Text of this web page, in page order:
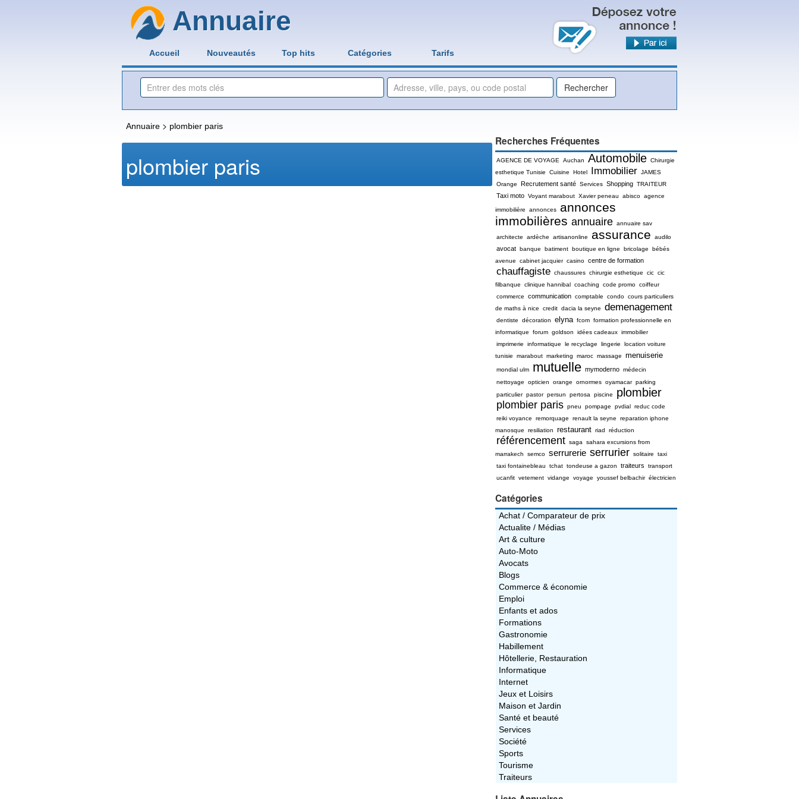
Annuaire
Accueil Nouveautés Top hits Catégories Tarifs
Annuaire > plombier paris
plombier paris
Recherches Fréquentes
AGENCE DE VOYAGE Auchan Automobile Chirurgie
esthetique Tunisie
Cuisine Hotel Immobilier JAMES
Orange
Recrutement santé Services Shopping TRAITEUR
Taxi moto Voyant marabout Xavier peneau abisco agence
immobilière annonces
annonces
immobilières annuaire annuaire sav
architecte ardèche artisanonline assurance audilo
avocat banque batiment boutique en ligne bricolage
bébés
avenue
cabinet jacquier casino centre de formation
chauffagiste chaussures chirurgie esthetique cic cic
filbanque
clinique hannibal coaching code promo coiffeur
commerce
communication comptable condo cours particuliers
de maths à nice
credit dacia la seyne demenagement
dentiste décoration elyna fcom formation professionnelle en
informatique
forum goldson idées cadeaux immobilier
imprimerie
informatique le recyclage lingerie
location voiture
tunisie
marabout marketing maroc massage menuiserie
mondial ulm mutuelle mymoderno médecin
nettoyage
opticien orange ornormes oyamacar parking
particulier pastor persun pertosa piscine plombier
plombier paris pneu pompage pvdial reduc code
reiki voyance
remorquage renault la seyne
reparation iphone
manosque
resiliation restaurant riad réduction
référencement saga
sahara excursions from
marrakech
semco serrurerie serrurier solitaire
taxi
taxi fontainebleau
tchat tondeuse a gazon traiteurs
transport
ucanfit vetement vidange voyage youssef belbachir électricien
Catégories
Achat / Comparateur de prix
Actualite / Médias
Art & culture
Auto-Moto
Avocats
Blogs
Commerce & économie
Emploi
Enfants et ados
Formations
Gastronomie
Habillement
Hôtellerie, Restauration
Informatique
Internet
Jeux et Loisirs
Maison et Jardin
Santé et beauté
Services
Société
Sports
Tourisme
Traiteurs